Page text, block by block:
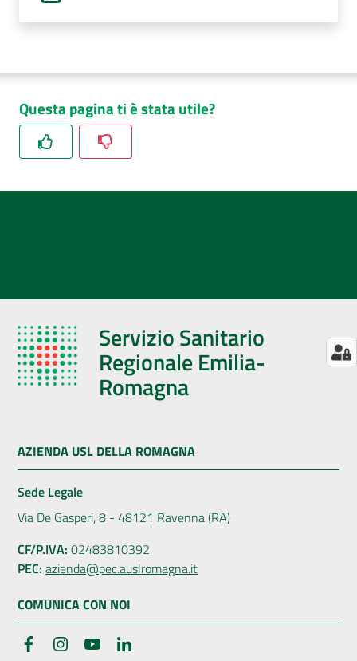
Questa pagina ti è stata utile?
Servizio Sanitario
Regionale Emilia-
Romagna
AZIENDA USL DELLA ROMAGNA
Sede Legale
Via De Gasperi, 8 - 48121 Ravenna (RA)
CF/P.IVA: 02483810392
PEC: azienda@pec.auslromagna.it
COMUNICA CON NOI
FacebookInstagramYouTube